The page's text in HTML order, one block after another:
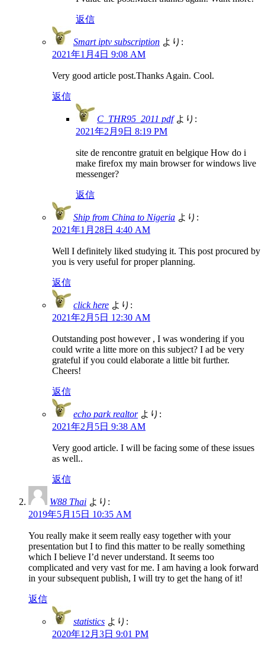
返信
Smart iptv subscription より:
2021年1月4日 9:08 AM
Very good article post.Thanks Again. Cool.
返信
C_THR95_2011 pdf より:
2021年2月9日 8:19 PM
site de rencontre gratuit en belgique How do i
make firefox my main browser for windows live
messenger?
返信
Ship from China to Nigeria より:
2021年1月28日 4:40 AM
Well I definitely liked studying it. This post procured by
you is very useful for proper planning.
返信
click here より:
2021年2月5日 12:30 AM
Outstanding post however , I was wondering if you
could write a litte more on this subject? I ad be very
grateful if you could elaborate a little bit further.
Cheers!
返信
echo park realtor より:
2021年2月5日 9:38 AM
Very good article. I will be facing some of these issues
as well..
返信
W88 Thai より:
2019年5月15日 10:35 AM
You really make it seem really easy together with your
presentation but I to find this matter to be really something
which I believe I’d never understand. It seems too
complicated and very vast for me. I am having a look forward
in your subsequent publish, I will try to get the hang of it!
返信
statistics より:
2020年12月3日 9:01 PM